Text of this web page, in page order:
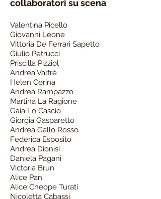
collaboratori su scena
Valentina Picello
Giovanni Leone
Vittoria De Ferrari Sapetto
Giulio Petrucci
Priscilla Pizziol
Andrea Valfré
Helen Cerina
Andrea Rampazzo
Martina La Ragione
Gaia Lo Cascio
Giorgia Gasparetto
Andrea Gallo Rosso
Federica Esposito
Andrea Dionisi
Daniela Pagani
Victoria Brun
Alice Pan
Alice Cheope Turati
Nicoletta Cabassi